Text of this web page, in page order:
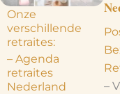
Onze
verschillende
retraites:
– Agenda
retraites
Nederland
–